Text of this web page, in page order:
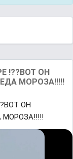
!??ВОТ ОН
МОРОЗА!!!!!
ОН
МОРОЗА!!!!!